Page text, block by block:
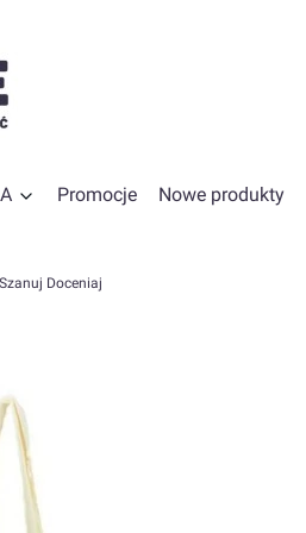
Promocje Nowe produkty
Doceniaj